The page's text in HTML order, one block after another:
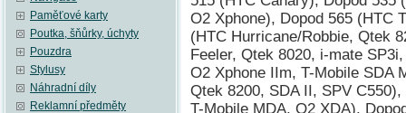
Paměťové karty
Poutka, šňůrky, úchyty
Pouzdra
Stylusy
Náhradní díly
Reklamní předměty